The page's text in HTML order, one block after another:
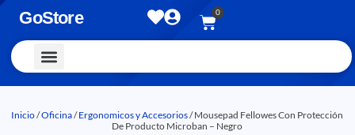
GoStore 0
Inicio/Oficina/Ergonomicos y Accesorios/ Mousepad Fellowes Con Protección
De Producto Microban – Negro